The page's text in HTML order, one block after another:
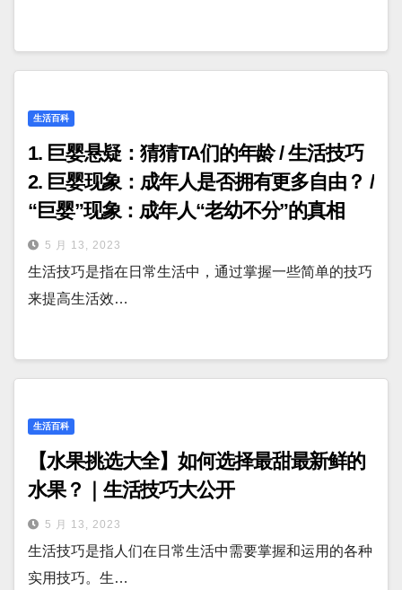
生活百科
1. 巨婴悬疑：猜猜TA们的年龄 / 生活技巧
2. 巨婴现象：成年人是否拥有更多自由？ /
“巨婴”现象：成年人“老幼不分”的真相
5 月 13, 2023
生活技巧是指在日常生活中，通过掌握一些简单的技巧
来提高生活效…
生活百科
【水果挑选大全】如何选择最甜最新鲜的
水果？｜生活技巧大公开
5 月 13, 2023
生活技巧是指人们在日常生活中需要掌握和运用的各种
实用技巧。生…